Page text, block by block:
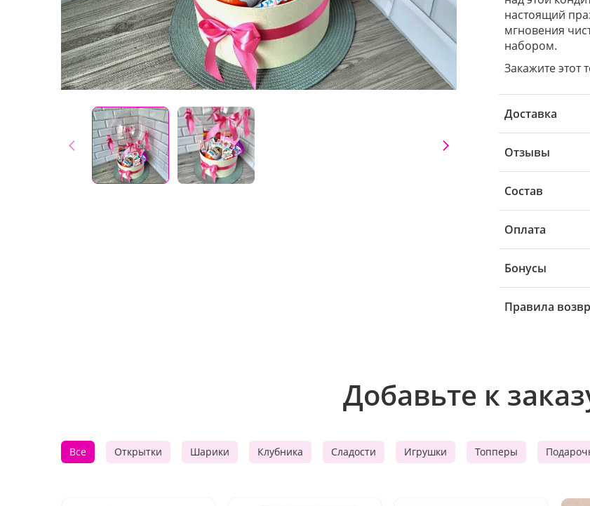
настоящий
мгновения
набором.
Закажите этот
Доставка
Отзывы
Состав
Оплата
Бонусы
Правила
Добавьте к
Все Открытки Шарики Клубника Сладости Игрушки Топперы